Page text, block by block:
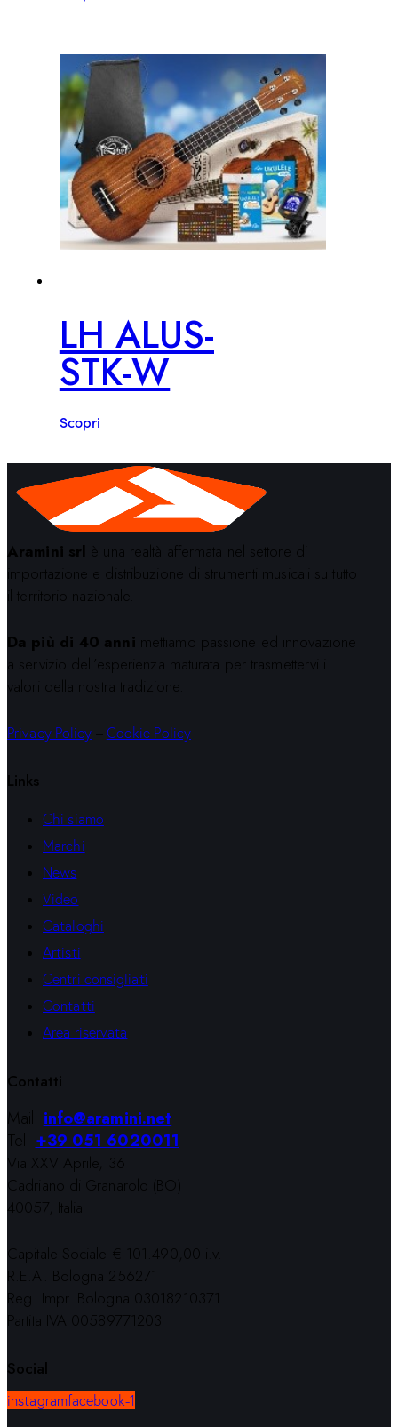
LH ALUS-
STK-W
Scopri
Aramini srl è una realtà affermata nel settore di
importazione e distribuzione di strumenti musicali su tutto
il territorio nazionale.
Da più di 40 anni mettiamo passione ed innovazione
a servizio dell’esperienza maturata per trasmettervi i
valori della nostra tradizione.
Privacy Policy Cookie Policy
Links
Chi siamo
Marchi
News
Video
Cataloghi
Artisti
Centri consigliati
Contatti
Area riservata
Contatti
Mail: info@aramini.net
Tel: +39 051 6020011
Via XXV Aprile, 36
Cadriano di Granarolo (BO)
40057, Italia
Capitale Sociale € 101.490,00 i.v.
R.E.A. Bologna 256271
Reg. Impr. Bologna 03018210371
Partita IVA 00589771203
Social
instagramfacebook-1